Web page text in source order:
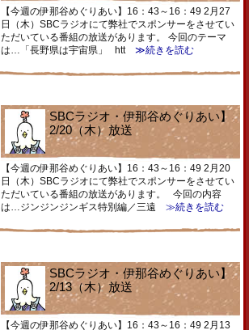
【今週の伊那谷めぐりあい】16：43～16：49 2月27
日（木）SBCラジオにて弊社でスポンサーをさせてい
ただいている番組の放送があります。 今回のテーマ
は…「長野県は宇宙県」 htt≫続きを読む
SBCラジオ・伊那谷めぐりあい】
2/20（木）放送
【今週の伊那谷めぐりあい】16：43～16：49 2月20
日（木）SBCラジオにて弊社でスポンサーをさせてい
ただいている番組の放送があります。 今回の内容
は…ジンジンジンギス特別編／三遠
≫続きを読む
SBCラジオ・伊那谷めぐりあい】
2/13（木）放送
【今週の伊那谷めぐりあい】16：43～16：49 2月13